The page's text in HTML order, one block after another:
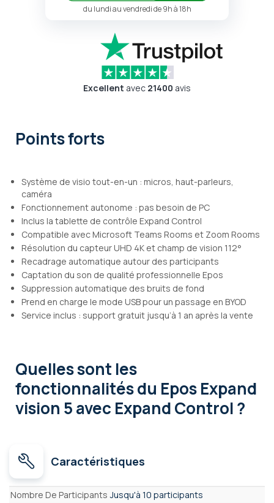
du lundi au vendredi de 9h à 18h
Excellent avec 21400 avis
Points forts
Système de visio tout-en-un : micros, haut-parleurs,
caméra
Fonctionnement autonome : pas besoin de PC
Inclus la tablette de contrôle Expand Control
Compatible avec Microsoft Teams Rooms et Zoom Rooms
Résolution du capteur UHD 4K et champ de vision 112°
Recadrage automatique autour des participants
Captation du son de qualité professionnelle Epos
Suppression automatique des bruits de fond
Prend en charge le mode USB pour un passage en BYOD
Service inclus : support gratuit jusqu’à 1 an après la vente
Quelles sont les
fonctionnalitésdu Epos Expand
vision 5 avec Expand Control ?
Caractéristiques
Caractéristiques
Nombre De Participants Jusqu'à 10 participants